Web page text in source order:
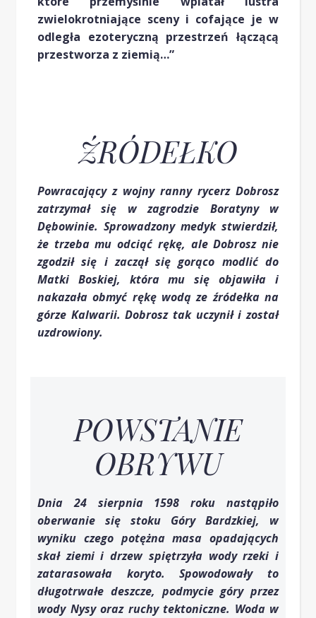
zwielokrotniające sceny i cofające je w
odległa ezoteryczną przestrzeń łączącą
przestworza z ziemią…”
ŹRÓDEŁKO
Powracający z wojny ranny rycerz Dobrosz
zatrzymał się w zagrodzie Boratyny w
Dębowinie. Sprowadzony medyk stwierdził,
że trzeba mu odciąć rękę, ale Dobrosz nie
zgodził się i zaczął się gorąco modlić do
Matki Boskiej, która mu się objawiła i
nakazała obmyć rękę wodą ze źródełka na
górze Kalwarii. Dobrosz tak uczynił i został
uzdrowiony.
POWSTANIE
OBRYWU
Dnia 24 sierpnia 1598 roku nastąpiło
oberwanie się stoku Góry Bardzkiej, w
wyniku czego potężna masa opadających
skał ziemi i drzew spiętrzyła wody rzeki i
zatarasowała koryto. Spowodowały to
długotrwałe deszcze, podmycie góry przez
wody Nysy oraz ruchy tektoniczne. Woda w